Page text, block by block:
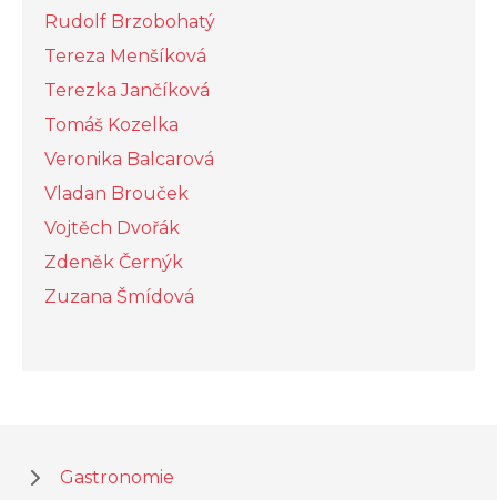
Rudolf Brzobohatý
Tereza Menšíková
Terezka Jančíková
Tomáš Kozelka
Veronika Balcarová
Vladan Brouček
Vojtěch Dvořák
Zdeněk Černýk
Zuzana Šmídová
Gastronomie